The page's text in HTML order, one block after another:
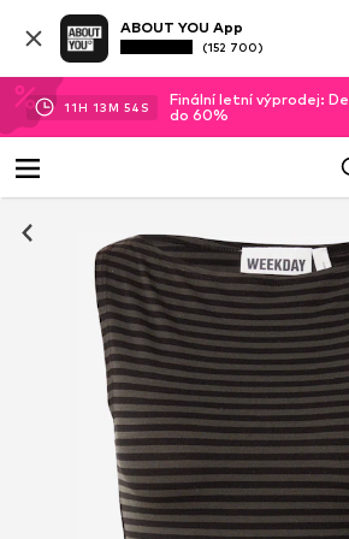
ABOUT YOU App
(152 700)
11H 13M 54 S
Finální letní výprodej:
do 60%